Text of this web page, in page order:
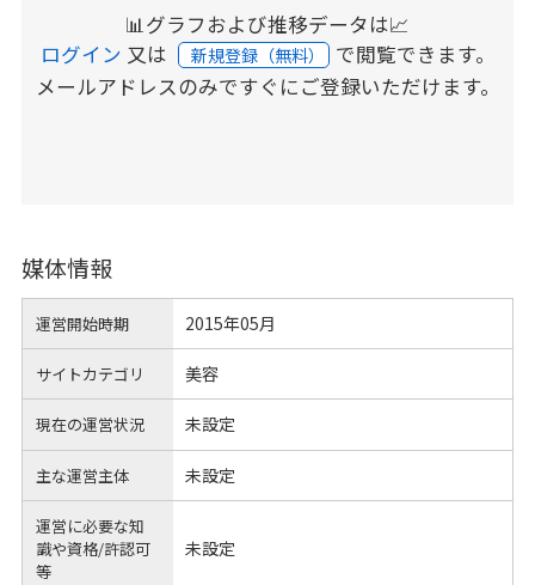
📊グラフおよび推移データは📈
ログイン 又は 新規登録（無料） で閲覧できます。
メールアドレスのみですぐにご登録いただけます。
媒体情報
運営開始時期 2015年05月
サイトカテゴリ 美容
現在の運営状況 未設定
主な運営主体 未設定
運営に必要な知
識や資格/許認可
等
未設定